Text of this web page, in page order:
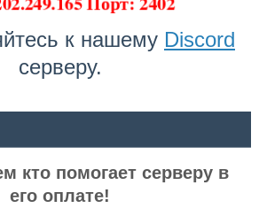
к нашему Discord
серверу.
кто помогает серверу в
его оплате!